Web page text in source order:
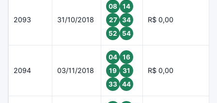
2093 31/10/2018
08
14
27
34
52
54
R$ 0,00
2094 03/11/2018
04
16
19
31
33
44
R$ 0,00